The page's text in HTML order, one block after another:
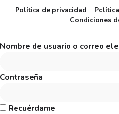
Política de privacidad
Condiciones
Nombre de usuario o correo
Contraseña
Recuérdame